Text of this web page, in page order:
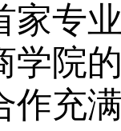
家专
学院
作充